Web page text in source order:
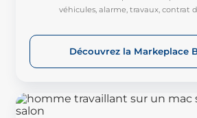
véhicules, alarme, travaux, contrat
Découvrez la Markeplace